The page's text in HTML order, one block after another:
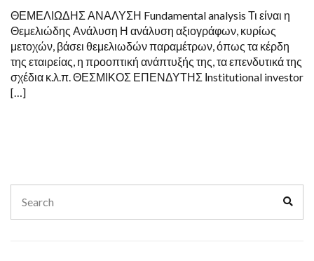
ΘΕΜΕΛΙΩΔΗΣ ΑΝΑΛΥΣΗ Fundamental analysis Τι είναι η
Θεμελιώδης Ανάλυση Η ανάλυση αξιογράφων, κυρίως
μετοχών, βάσει θεμελιωδών παραμέτρων, όπως τα κέρδη
της εταιρείας, η προοπτική ανάπτυξής της, τα επενδυτικά της
σχέδια κ.λ.π. ΘΕΣΜΙΚΟΣ ΕΠΕΝΔΥΤΗΣ Ιnstitutional investor
[…]
for: